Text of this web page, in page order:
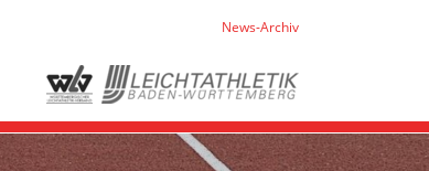
News-Archiv